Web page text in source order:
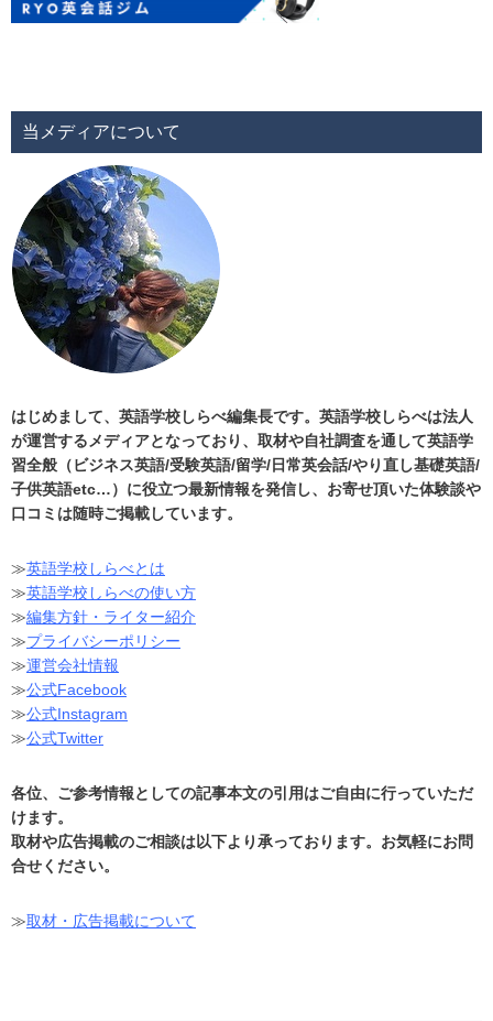
当メディアについて
はじめまして、英語学校しらべ編集長です。英語学校しらべは法人
が運営するメディアとなっており、取材や自社調査を通して英語学
習全般（ビジネス英語/受験英語/留学/日常英会話/やり直し基礎英語/
子供英語etc…）に役立つ最新情報を発信し、お寄せ頂いた体験談や
口コミは随時ご掲載しています。
≫英語学校しらべとは
≫英語学校しらべの使い方
≫編集方針・ライター紹介
≫プライバシーポリシー
≫運営会社情報
≫公式Facebook
≫公式Instagram
≫公式Twitter
各位、ご参考情報としての記事本文の引用はご自由に行っていただ
けます。
取材や広告掲載のご相談は以下より承っております。お気軽にお問
合せください。
≫取材・広告掲載について